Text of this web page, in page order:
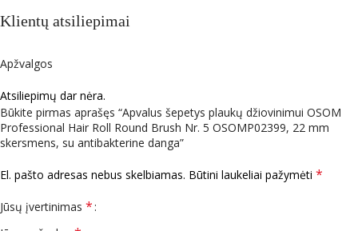
Klientų atsiliepimai
Apžvalgos
Atsiliepimų dar nėra.
Būkite pirmas aprašęs “Apvalus šepetys plaukų džiovinimui OSOM
Professional Hair Roll Round Brush Nr. 5 OSOMP02399, 22 mm
skersmens, su antibakterine danga”
El. pašto adresas nebus skelbiamas. Būtini laukeliai pažymėti *
Jūsų įvertinimas *